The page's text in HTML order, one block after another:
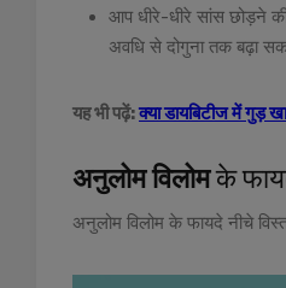
आप धीरे-धीरे सांस छोड़ने
अवधि से दोगुना तक बढ़ा
यह भी पढ़ें:क्या डायबिटीज में गुड़
अनुलोम विलोमके
अनुलोम विलोम के फायदे नीचे